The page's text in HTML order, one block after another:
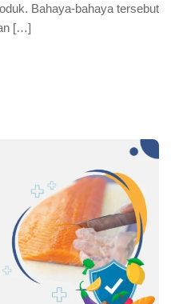
Bahaya-bahaya tersebut
[…]